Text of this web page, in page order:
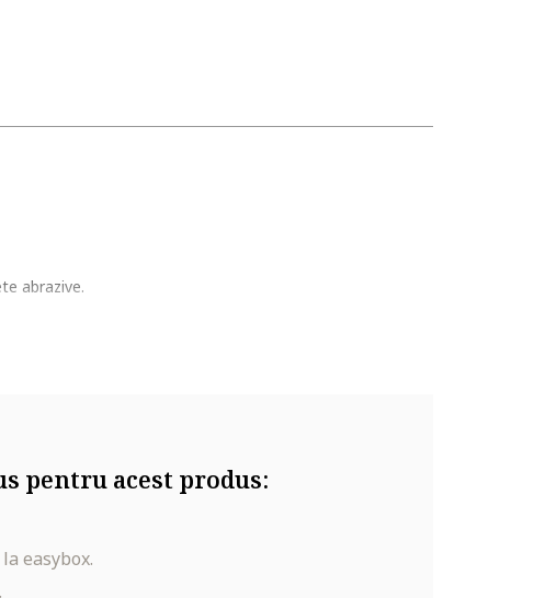
abrazive.
pentru acest produs:
easybox.